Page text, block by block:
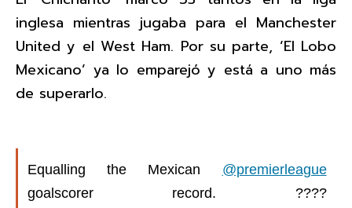
inglesa mientras jugaba para el Manchester
United y el West Ham. Por su parte, ‘El Lobo
Mexicano’ ya lo emparejó y está a uno más
de superarlo.
Equalling the Mexican @premierleague
goalscorer record. ????